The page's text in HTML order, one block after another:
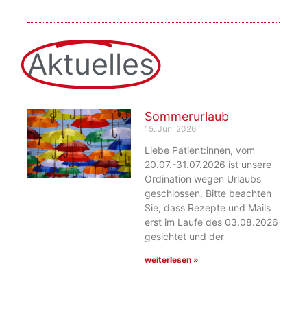
Aktuelles
Sommerurlaub
15. Juni 2026
Liebe Patient:innen, vom
20.07.-31.07.2026 ist unsere
Ordination wegen Urlaubs
geschlossen. Bitte beachten
Sie, dass Rezepte und Mails
erst im Laufe des 03.08.2026
gesichtet und der
weiterlesen »